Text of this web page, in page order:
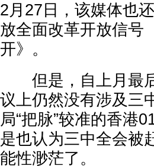
2月27日，该媒体也
放全面改革开放信号
开》。
但是，自上月最后
议上仍然没有涉及三
局“把脉”较准的香港
是也认为三中全会被
能性渺茫了。